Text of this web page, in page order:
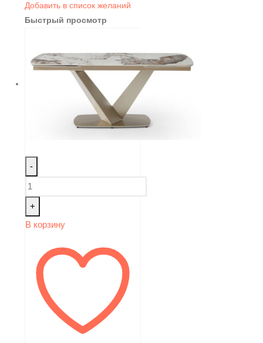
Добавить в список желаний
Быстрый просмотр
-
+
В корзину